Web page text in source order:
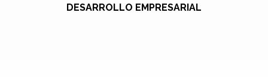
DESARROLLO EMPRESARIAL